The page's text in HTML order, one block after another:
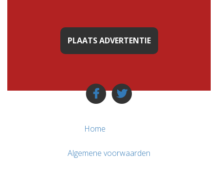
PLAATS ADVERTENTIE
Home
Algemene voorwaarden